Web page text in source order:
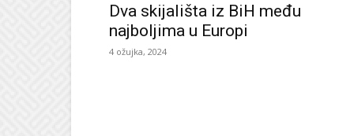
Dva skijališta iz BiH među
najboljima u Europi
4 ožujka, 2024